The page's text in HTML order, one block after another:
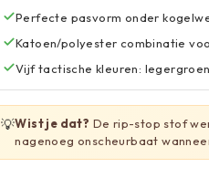
Perfecte pasvorm onder
Katoen/polyester combinatie
Vijf tactische kleuren:
💡Wist je dat? De rip-stop stof
nagenoeg onscheurbaat